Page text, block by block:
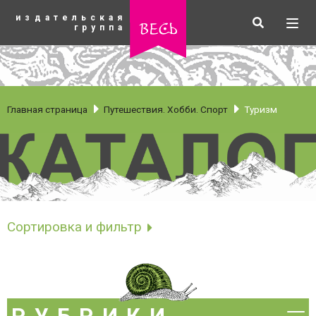
основному
издательская
группа
весь Искать
рубрики
Главная страница Путешествия. Хобби. Спорт Туризм
Туризм
Сортировка и фильтр
Бестселлеры